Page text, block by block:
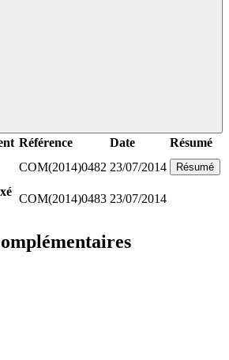
Référence Date
Résumé
COM(2014)0482 23/07/2014 Résumé
COM(2014)0483 23/07/2014